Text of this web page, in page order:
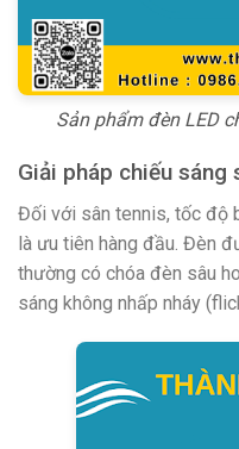
Sản phẩm đèn LED
Giải pháp chiếu sáng
Đối với sân tennis, tốc độ
là ưu tiên hàng đầu. Đèn
thường có chóa đèn sâu
sáng không nhấp nháy